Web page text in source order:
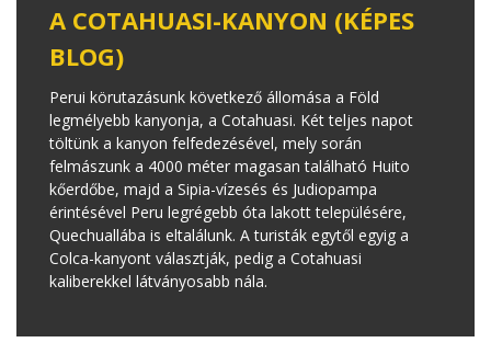
A COTAHUASI-KANYON (KÉPES
BLOG)
Perui körutazásunk következő állomása a Föld
legmélyebb kanyonja, a Cotahuasi. Két teljes napot
töltünk a kanyon felfedezésével, mely során
felmászunk a 4000 méter magasan található Huito
kőerdőbe, majd a Sipia-vízesés és Judiopampa
érintésével Peru legrégebb óta lakott településére,
Quechuallába is eltalálunk. A turisták egytől egyig a
Colca-kanyont választják, pedig a Cotahuasi
kaliberekkel látványosabb nála.